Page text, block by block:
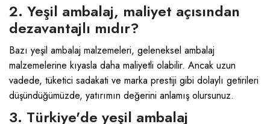
2. Yeşil ambalaj, maliyet açısından
dezavantajlı mıdır?
Bazı yeşil ambalaj malzemeleri, geleneksel ambalaj
malzemelerine kıyasla daha maliyetli olabilir. Ancak uzun
vadede, tüketici sadakati ve marka prestiji gibi dolaylı getirileri
düşündüğümüzde, yatırımın değerini anlamış olursunuz.
3. Türkiye'de yeşil ambalaj